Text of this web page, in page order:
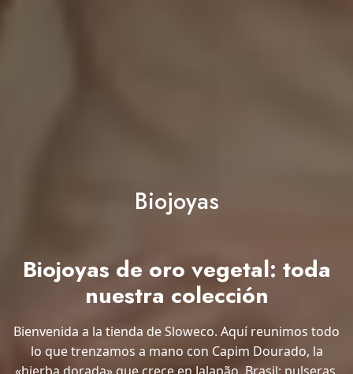
Biojoyas
Biojoyas de oro vegetal: toda
nuestra colección
Bienvenida a la tienda de Sloweco. Aquí reunimos todo
lo que trenzamos a mano con Capim Dourado, la